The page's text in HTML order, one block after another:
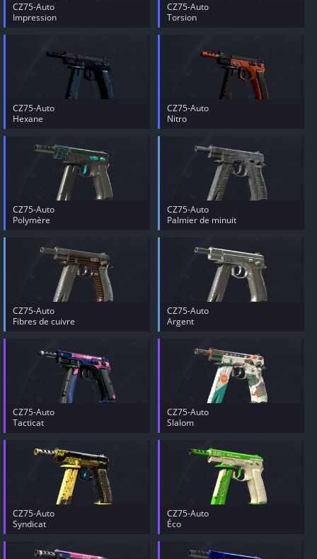
CZ75-Auto
Impression
CZ75-Auto
Torsion
CZ75-Auto
Hexane
CZ75-Auto
Nitro
CZ75-Auto
Polymère
CZ75-Auto
Palmier de minuit
CZ75-Auto
Fibres de cuivre
CZ75-Auto
Argent
CZ75-Auto
Tacticat
CZ75-Auto
Slalom
CZ75-Auto
Syndicat
CZ75-Auto
Éco